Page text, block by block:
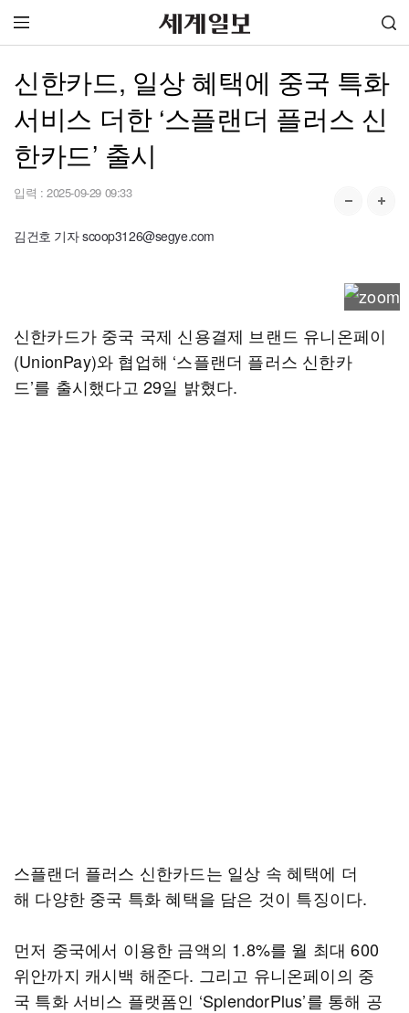
신한카드, 일상 혜택에 중국 특화
서비스 더한 ‘스플랜더 플러스 신
한카드’ 출시
입력 : 2025-09-29 09:33
김건호 기자 scoop3126@segye.com
신한카드가 중국 국제 신용결제 브랜드 유니온페이
(UnionPay)와 협업해 ‘스플랜더 플러스 신한카
드’를 출시했다고 29일 밝혔다.
스플랜더 플러스 신한카드는 일상 속 혜택에 더
해 다양한 중국 특화 혜택을 담은 것이 특징이다.
먼저 중국에서 이용한 금액의 1.8%를 월 최대 600
위안까지 캐시백 해준다. 그리고 유니온페이의 중
국 특화 서비스 플랫폼인 ‘SplendorPlus’를 통해 공